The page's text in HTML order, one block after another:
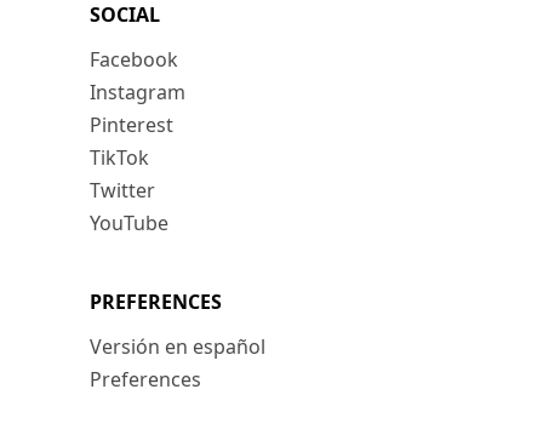
SOCIAL
Facebook
Instagram
Pinterest
TikTok
Twitter
YouTube
PREFERENCES
Versión en español
Preferences